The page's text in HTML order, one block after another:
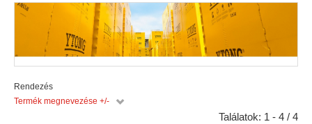
Rendezés
Termék megnevezése +/-
Találatok: 1 - 4 / 4